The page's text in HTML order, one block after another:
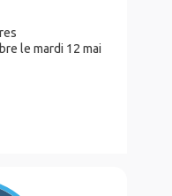
le mardi 12 mai